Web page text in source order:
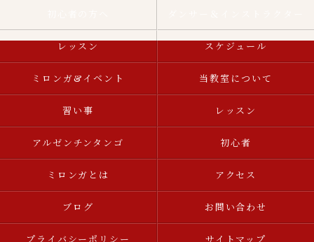
レッスン スケジュール
ミロンガ&イベント 当教室について
習い事 レッスン
アルゼンチンタンゴ 初心者
ミロンガとは アクセス
ブログ お問い合わせ
プライバシーポリシー サイトマップ